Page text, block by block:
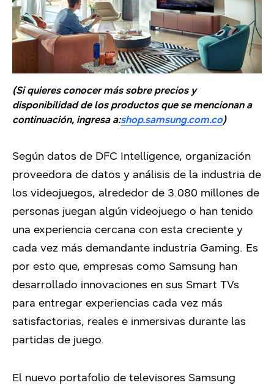
(Si quieres conocer más sobre precios y
disponibilidad de los productos que se mencionan a
continuación, ingresa a:shop.samsung.com.co)
Según datos de DFC Intelligence, organización
proveedora de datos y análisis de la industria de
los videojuegos, alrededor de 3.080 millones de
personas juegan algún videojuego o han tenido
una experiencia cercana con esta creciente y
cada vez más demandante industria Gaming. Es
por esto que, empresas como Samsung han
desarrollado innovaciones en sus Smart TVs
para entregar experiencias cada vez más
satisfactorias, reales e inmersivas durante las
partidas de juego.
El nuevo portafolio de televisores Samsung